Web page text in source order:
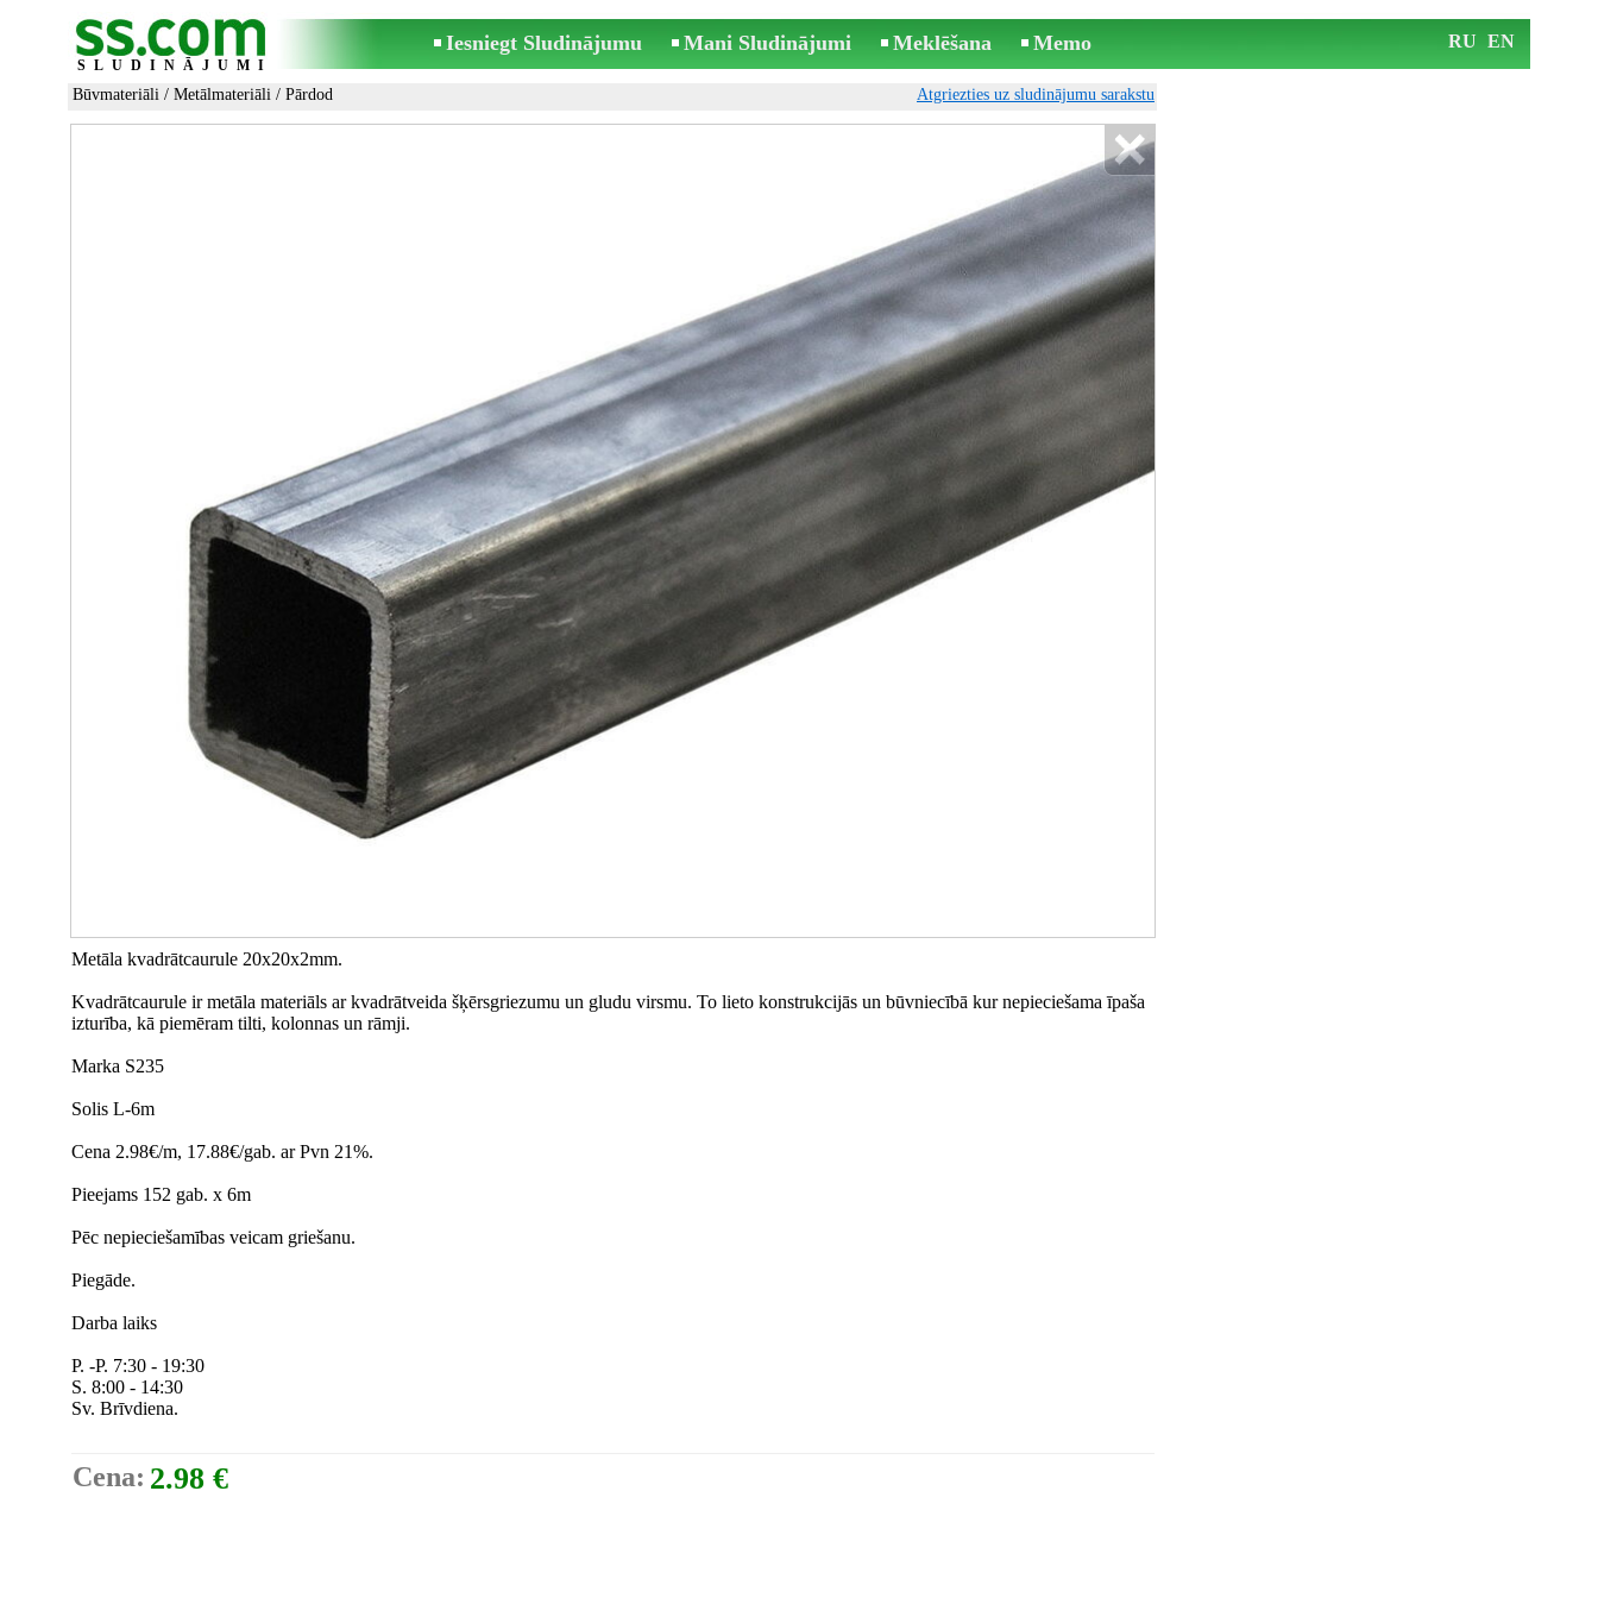
SLUDINĀJUMI
Iesniegt Sludinājumu Mani Sludinājumi Meklēšana Memo RU EN
Būvmateriāli / Metālmateriāli / Pārdod Atgriezties uz sludinājumu sarakstu
Metāla kvadrātcaurule 20x20x2mm.
Kvadrātcaurule ir metāla materiāls ar kvadrātveida šķērsgriezumu un gludu virsmu. To lieto konstrukcijās un būvniecībā kur nepieciešama īpaša
izturība, kā piemēram tilti, kolonnas un rāmji.
Marka S235
Solis L-6m
Cena 2.98€/m, 17.88€/gab. ar Pvn 21%.
Pieejams 152 gab. x 6m
Pēc nepieciešamības veicam griešanu.
Piegāde.
Darba laiks
P. -P. 7:30 - 19:30
S. 8:00 - 14:30
Sv. Brīvdiena.
Cena: 2.98 €